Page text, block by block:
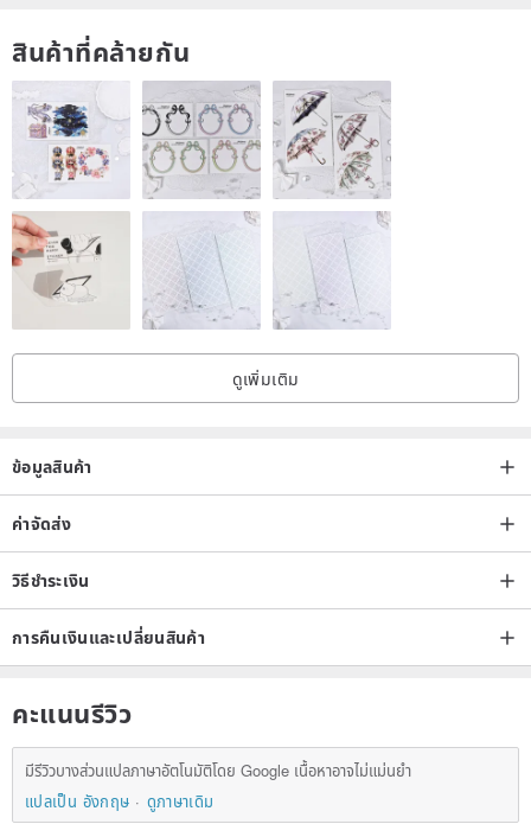
- Basic gift packing is provided.
《Delivery》
- This is a customized product, which requires sometimes for tailor
making.
- After receiving your payment, I will ship the product within 3-5
days.
- Deliver from UK by Royal Mail, it usually takes 7 to 10 wworking
สินค้าที่คล้ายกัน
ดูเพิ่มเติม
ข้อมูลสินค้า
ค่าจัดส่ง
วิธีชำระเงิน
การคืนเงินและเปลี่ยนสินค้า
คะแนนรีวิว
มีรีวิวบางส่วนแปลภาษาอัตโนมัติโดย Google เนื้อหาอาจไม่แม่นยำ
แปลเป็น อังกฤษ
ดูภาษาเดิม